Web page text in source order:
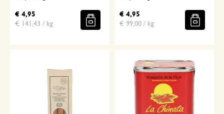
€ 4,95
€ 141,43 / kg
€ 4,95
€ 99,00 / kg